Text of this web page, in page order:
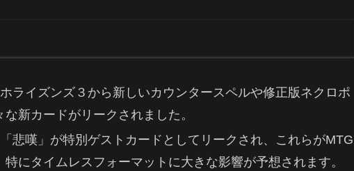
ライズンズ３から新しいカウンタースペルや修正版ネクロポ
新カードがリークされました。
悲嘆」が特別ゲストカードとしてリークされ、これらがMTG
にタイムレスフォーマットに大きな影響が予想されます。